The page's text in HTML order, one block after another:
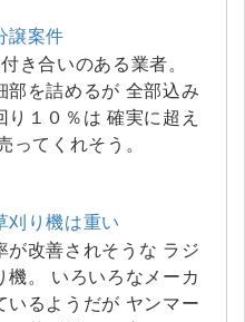
譲案件
き合いのある業者。
部を詰めるが 全部込み
り１０％は 確実に超え
ってくれそう。
刈り機は重い
が改善されそうな ラジ
なメーカ
いるようだが ヤンマー